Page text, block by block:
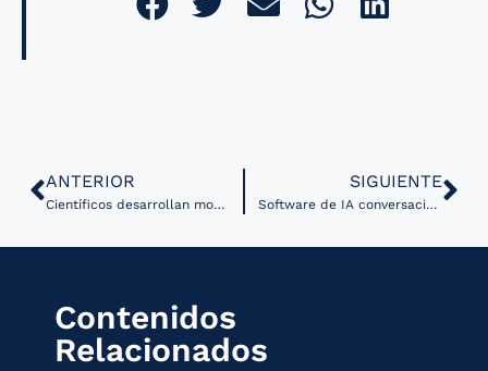
ANTERIOR
Científicos desarrollan modelo para entrenar Inteligencia Artificial a través de conversaciones médicas
SIGUIENTE
Software de IA conversacional es designado como dispositivo innovador por la FDA
Contenidos
Relacionados